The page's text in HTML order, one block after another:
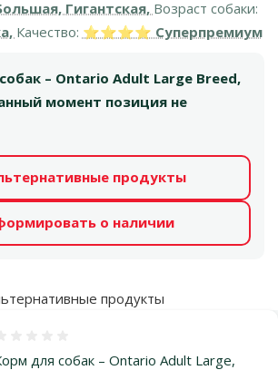
Гигантская, Возраст собаки:
Качество: ⭐⭐⭐⭐ Суперпремиум
– Ontario Adult Large Breed,
момент позиция не
продукты
о наличии
продукты
для собак – Ontario Adult Large,